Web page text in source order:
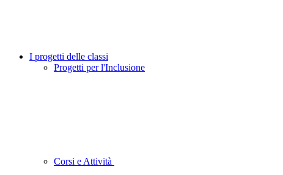
I progetti delle classi
Progetti per l'Inclusione
Corsi e Attività